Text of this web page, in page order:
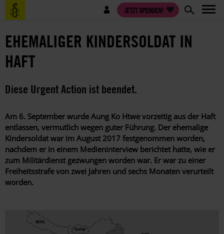
Direkt
zum
Benutzermenü JETZT SPENDEN!
EHEMALIGER KINDERSOLDAT IN
HAFT
Diese Urgent Action ist beendet.
Am 6. September wurde Aung Ko Htwe vorzeitig aus der Haft
entlassen, vermutlich wegen guter Führung. Der ehemalige
Kindersoldat war im August 2017 festgenommen worden,
nachdem er in einem Medieninterview berichtet hatte, wie er
zum Militärdienst gezwungen worden war. Er war zu einer
Freiheitsstrafe von zwei Jahren und sechs Monaten verurteilt
worden.